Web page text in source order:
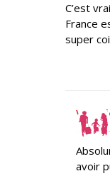
C’est
France
super
11
avoir